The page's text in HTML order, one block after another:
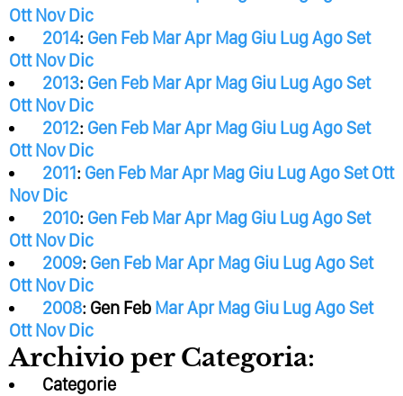
Ott Nov Dic
2014: Gen Feb MarApr Mag Giu LugAgoSet
Ott Nov Dic
2013: Gen Feb MarApr Mag Giu LugAgoSet
Ott Nov Dic
2012: Gen Feb MarApr Mag Giu LugAgoSet
Ott Nov Dic
2011: Gen Feb MarApr Mag Giu LugAgoSet Ott
Nov Dic
2010: Gen Feb MarApr Mag Giu LugAgoSet
Ott Nov Dic
2009: Gen Feb MarApr Mag Giu LugAgoSet
Ott Nov Dic
2008: Gen Feb MarApr Mag Giu LugAgoSet
Ott Nov Dic
Archivio per Categoria:
Categorie